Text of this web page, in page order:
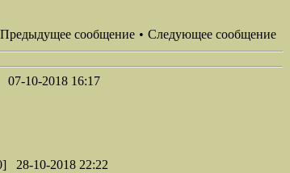
Предыдущее сообщение • Следующее сообщение
10-2018 16:17
28-10-2018 22:22